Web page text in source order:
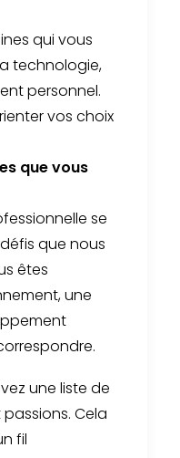
qui vous
technologie,
personnel.
vos choix
que vous
se
que nous
êtes
une
une liste de
Cela
fil